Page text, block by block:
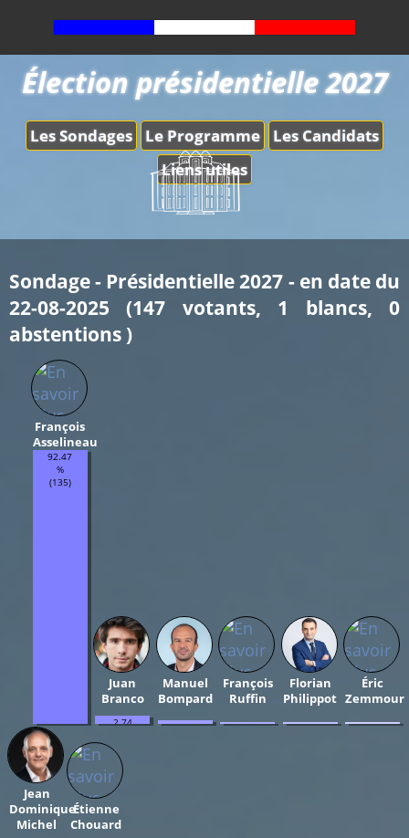
Les Sondages Le Programme
Les Candidats
Liens utiles
Élection présidentielle 2027
Sondage - Présidentielle 2027 - en date du
22-08-2025 (147 votants, 1 blancs, 0
abstentions )
François
Asselineau
92.47
%
(135)
Juan
Branco
2.74
Manuel
Bompard
1.37
François
Ruffin
0.68
Florian
Philippot
0.68
Éric
Zemmour
0.68
Jean
Dominique
Michel
Étienne
Chouard